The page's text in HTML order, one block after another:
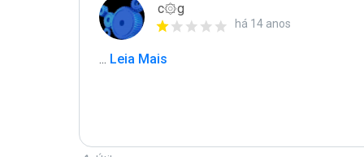
c۞g
há 14 anos
... Leia Mais